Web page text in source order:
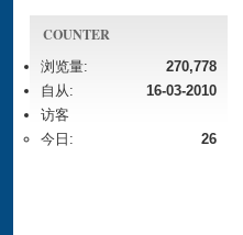
COUNTER
浏览量:
270,778
自从:
16-03-2010
访客
今日:
26